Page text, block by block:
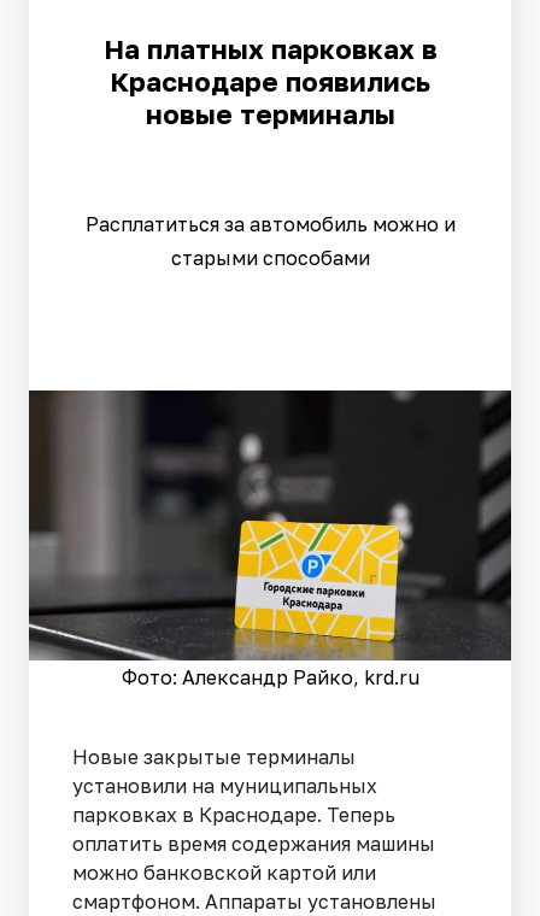
На платных парковках в
Краснодаре появились
новые терминалы
Расплатиться за автомобиль можно и
старыми способами
Фото: Александр Райко, krd.ru
Новые закрытые терминалы
установили на муниципальных
парковках в Краснодаре. Теперь
оплатить время содержания машины
можно банковской картой или
смартфоном. Аппараты установлены